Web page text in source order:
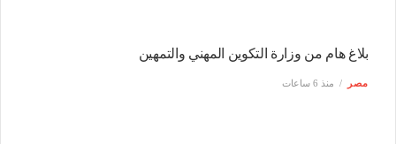
بلاغ هام من وزارة التكوين المهني والتمهين
مصر منذ 6 ساعات